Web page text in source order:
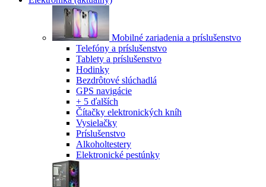
Mobilné zariadenia a príslušenstvo
Telefóny a príslušenstvo
Tablety a príslušenstvo
Hodinky
Bezdrôtové slúchadlá
GPS navigácie
+ 5 ďalších
Čítačky elektronických kníh
Vysielačky
Príslušenstvo
Alkoholtestery
Elektronické pestúnky